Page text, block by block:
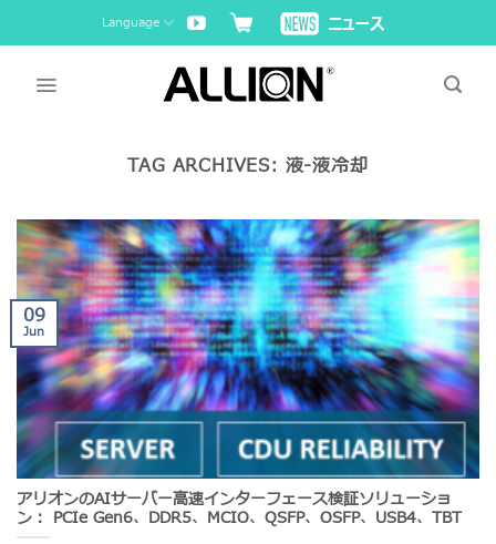
to
Language
TAG ARCHIVES: 液-液冷却
アリオンのAIサーバー高速インターフェース検証ソリューショ
ン： PCIe Gen6、DDR5、MCIO、QSFP、OSFP、USB4、TBT
09
Jun